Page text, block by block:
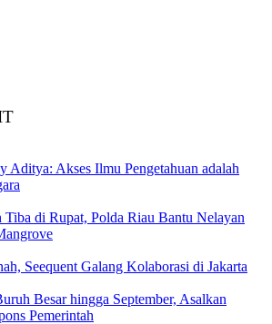
Aditya: Akses Ilmu Pengetahuan adalah
di Rupat, Polda Riau Bantu Nelayan
Seequent Galang Kolaborasi di Jakarta
Besar hingga September, Asalkan
Pemerintah